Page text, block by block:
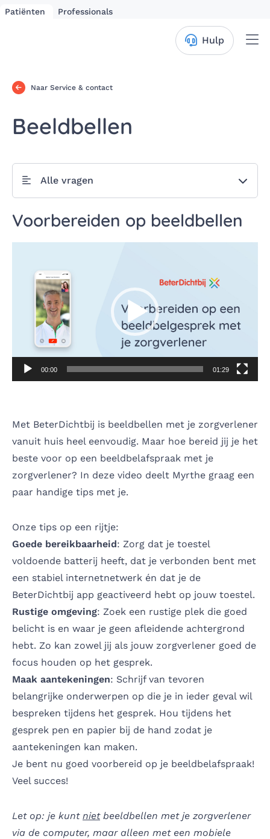
Patiënten Professionals
Hulp
Naar Service & contact
Beeldbellen
Alle vragen
Voorbereiden op beeldbellen
00:00 01:29
Met BeterDichtbij is beeldbellen met je zorgverlener
vanuit huis heel eenvoudig. Maar hoe bereid jij je het
beste voor op een beeldbelafspraak met je
zorgverlener? In deze video deelt Myrthe graag een
paar handige tips met je.
Onze tips op een rijtje:
Goede bereikbaarheid: Zorg dat je toestel
voldoende batterij heeft, dat je verbonden bent met
een stabiel internetnetwerk én dat je de
BeterDichtbij app geactiveerd hebt op jouw toestel.
Rustige omgeving: Zoek een rustige plek die goed
belicht is en waar je geen afleidende achtergrond
hebt. Zo kan zowel jij als jouw zorgverlener goed de
focus houden op het gesprek.
Maak aantekeningen: Schrijf van tevoren
belangrijke onderwerpen op die je in ieder geval wil
bespreken tijdens het gesprek. Hou tijdens het
gesprek pen en papier bij de hand zodat je
aantekeningen kan maken.
Je bent nu goed voorbereid op je beeldbelafspraak!
Veel succes!
Let op: je kunt nietbeeldbellen met je zorgverlener
via de computer, maar alleen met een mobiele